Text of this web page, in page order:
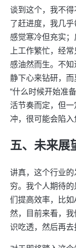
谈到这个，我不
了赶进度，我几
感觉寒冷但充实
上工作繁忙，经
感油然而生。不
静下心来钻研，而
“什么时候开始准
活节奏而定，但
冲，很可能会陷入
五、未来展
讲真，这个行业
穷。我个人期待
们提高效率，比
然，目前来看，
识吃透，然后再去